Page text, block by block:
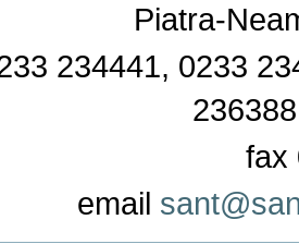
Piatra-
234441, 0233
fax
email